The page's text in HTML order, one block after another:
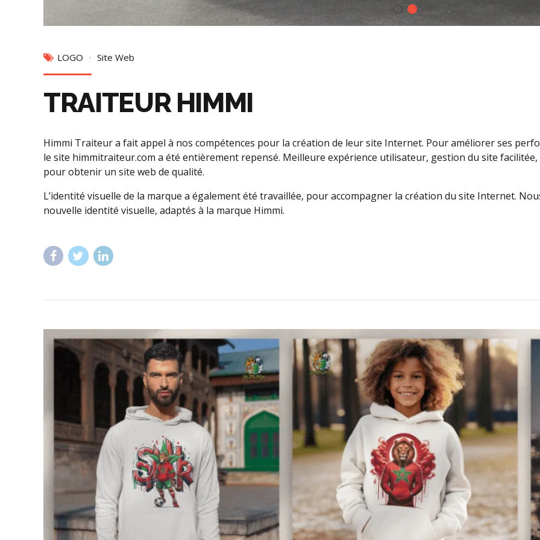
LOGO Site Web
TRAITEUR HIMMI
Himmi Traiteur a fait appel à nos compétences pour la création de leur site Internet. Pour améliorer ses
le site himmitraiteur.com a été entièrement repensé. Meilleure expérience utilisateur, gestion du site
pour obtenir un site web de qualité.
L’identité visuelle de la marque a également été travaillée, pour accompagner la création du site Internet.
nouvelle identité visuelle, adaptés à la marque Himmi.